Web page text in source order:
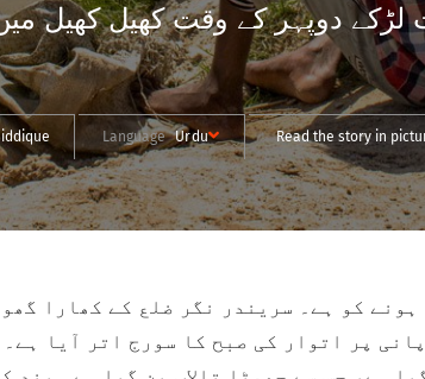
لڑکے دوپہر کے وقت کھیل کھیل
Language Urdu Read the story in
ہونے کو ہے۔ سریندر نگر ضلع کے کھارا
پر اتوار کی صبح کا سورج اتر آیا